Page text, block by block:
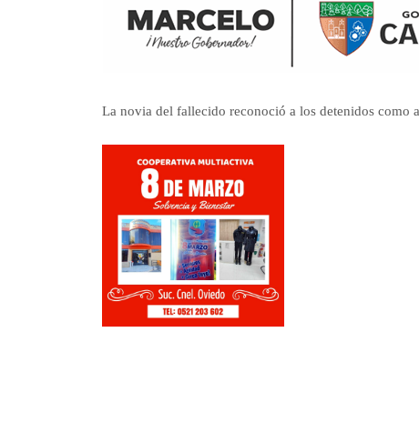
La novia del fallecido reconoció a los detenidos como